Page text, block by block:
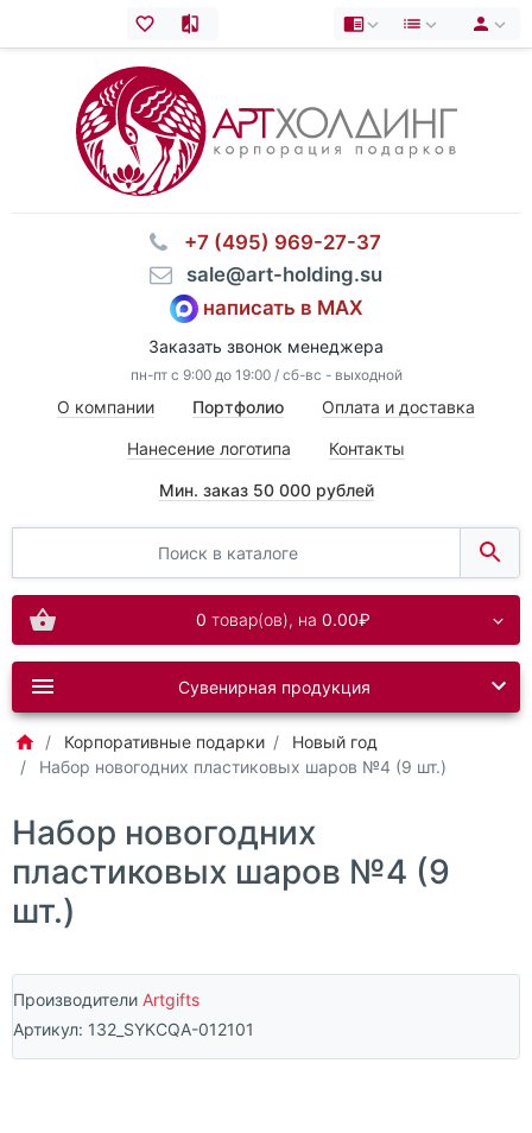
⠀+7 (495) 969-27-37
⠀sale@art-holding.su
написать в MAX
Заказать звонок менеджера
пн-пт с 9:00 до 19:00 / сб-вс - выходной
О компании Портфолио Оплата и доставка
Нанесение логотипа Контакты
Мин. заказ 50 000 рублей
0 товар(ов), на 0.00₽
Сувенирная продукция
Корпоративные подарки
Новый год
Набор новогодних пластиковых шаров №4 (9 шт.)
Набор новогодних
пластиковых шаров №4 (9
шт.)
Производители Artgifts
Артикул: 132_SYKCQA-012101